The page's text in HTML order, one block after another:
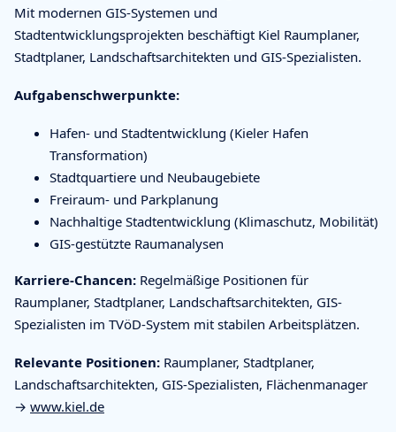
Mit modernen GIS-Systemen und
Stadtentwicklungsprojekten beschäftigt Kiel Raumplaner,
Stadtplaner, Landschaftsarchitekten und GIS-Spezialisten.
Aufgabenschwerpunkte:
Hafen- und Stadtentwicklung (Kieler Hafen
Transformation)
Stadtquartiere und Neubaugebiete
Freiraum- und Parkplanung
Nachhaltige Stadtentwicklung (Klimaschutz, Mobilität)
GIS-gestützte Raumanalysen
Karriere-Chancen: Regelmäßige Positionen für
Raumplaner, Stadtplaner, Landschaftsarchitekten, GIS-
Spezialisten im TVöD-System mit stabilen Arbeitsplätzen.
Relevante Positionen: Raumplaner, Stadtplaner,
Landschaftsarchitekten, GIS-Spezialisten, Flächenmanager
→ www.kiel.de